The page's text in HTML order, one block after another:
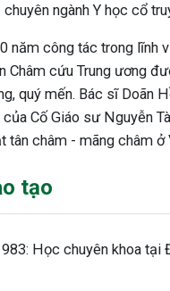
ngành Y học cổ
năm công tác trong lĩnh
Châm cứu Trung ương
quý mến. Bác sĩ Doãn
Cố Giáo sư Nguyễn
tân châm - mãng châm ở
tạo
Học chuyên khoa tại